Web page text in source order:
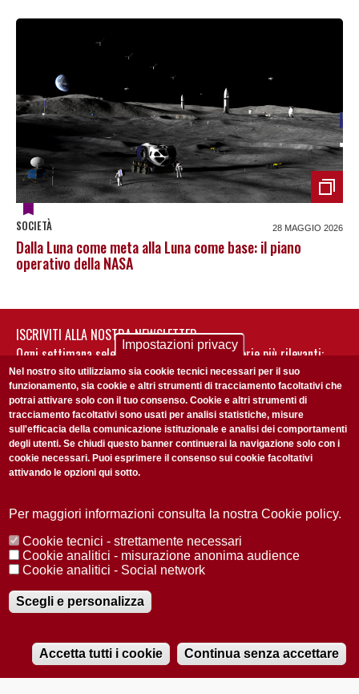
Audio
SOCIETÀ 28 MAGGIO 2026
Dalla Luna come meta alla Luna come base: il piano
operativo della NASA
ISCRIVITI ALLA NOSTRA NEWSLETTER
Ogni settimana selezioniamo per te nostre storie più rilevanti:
non perderti gli aggiornamenti della nostra newsletter
Accetto laPrivacy Policy
Redazione Copyright Privacy
Area stampa
© 2025 Università di Padova
Registrazione presso il Tribunale di Padova n. 2097/2012 del 18 giugno
2012
Impostazioni privacy
Nel nostro sito utilizziamo sia cookie tecnici necessari per il suo
funzionamento, sia cookie e altri strumenti di tracciamento facoltativi che
potrai attivare solo con il tuo consenso. Cookie e altri strumenti di
tracciamento facoltativi sono usati per analisi statistiche, misure
sull'efficacia della comunicazione istituzionale e analisi dei comportamenti
degli utenti. Se chiudi questo banner continuerai la navigazione solo con i
cookie necessari. Puoi esprimere il consenso sui cookie facoltativi
attivando le opzioni qui sotto.
Per maggiori informazioni consulta la nostra Cookie policy.
Cookie tecnici - strettamente necessari
Cookie analitici - misurazione anonima audience
Cookie analitici - Social network
Scegli e personalizza
Accetta tutti i cookie Continua senza accettare